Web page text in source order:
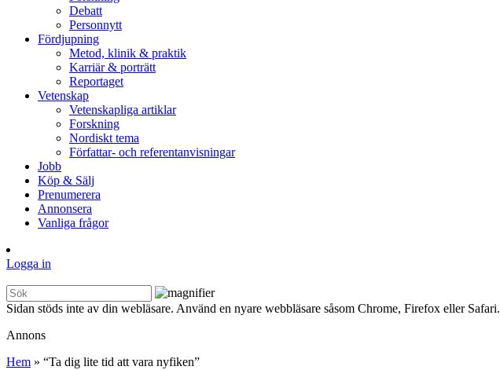
Debatt
Personnytt
Fördjupning
Metod, klinik & praktik
Karriär & porträtt
Reportaget
Vetenskap
Vetenskapliga artiklar
Forskning
Nordiskt tema
Författar- och referentanvisningar
Jobb
Köp & Sälj
Prenumerera
Annonsera
Vanliga frågor
Logga in
Sidan stöds inte av din webläsare. Använd en nyare webbläsare såsom Chrome, Firefox eller Safari.
Annons
Hem » “Ta dig lite tid att vara nyfiken”